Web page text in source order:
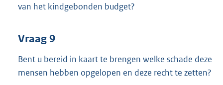
van het kindgebonden budget?
Vraag 9
Bent u bereid in kaart te brengen welke schade deze
mensen hebben opgelopen en deze recht te zetten?